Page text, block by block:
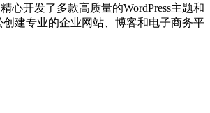
心开发了多款高质量的WordPress主题和
建专业的企业网站、博客和电子商务平